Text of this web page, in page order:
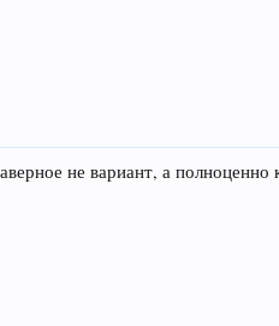
не вариант, а полноценно